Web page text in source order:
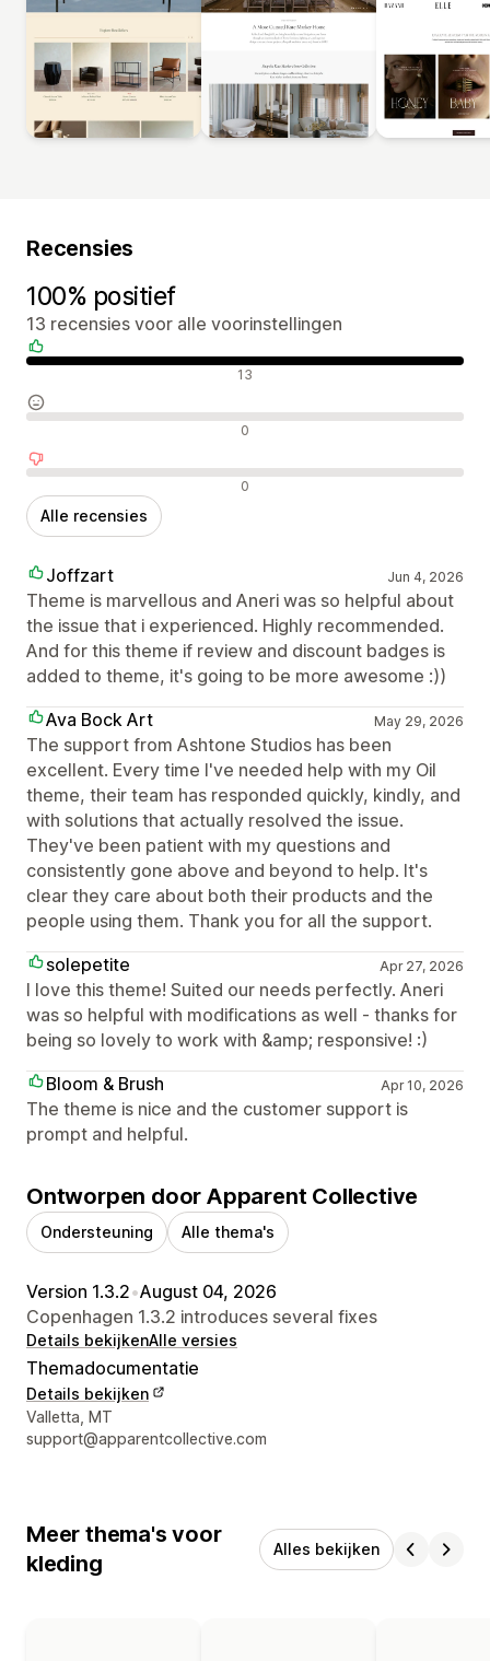
Recensies
100% positief
13 recensies voor alle voorinstellingen
Positieve recensies 13
Neutrale recensies 0
Negatieve recensies 0
Alle recensies
Joffzart Jun 4, 2026
Theme is marvellous and Aneri was so helpful about
the issue that i experienced. Highly recommended.
And for this theme if review and discount badges is
added to theme, it's going to be more awesome :))
Ava Bock Art
May 29, 2026
The support from Ashtone Studios has been
excellent. Every time I've needed help with my Oil
theme, their team has responded quickly, kindly, and
with solutions that actually resolved the issue.
They've been patient with my questions and
consistently gone above and beyond to help. It's
clear they care about both their products and the
people using them. Thank you for all the support.
solepetite
Apr 27, 2026
I love this theme! Suited our needs perfectly. Aneri
was so helpful with modifications as well - thanks for
being so lovely to work with &amp; responsive! :)
Bloom & Brush
Apr 10, 2026
The theme is nice and the customer support is
prompt and helpful.
Ontworpen door Apparent Collective
Ondersteuning Alle thema's
Version 1.3.2•August 04, 2026
Copenhagen 1.3.2 introduces several fixes
Details bekijkenAlle versies
Themadocumentatie
Details bekijken
Contactgegevens ontwerper
Valletta, MT
support@apparentcollective.com
Meer thema's voor
kleding
Alles bekijken